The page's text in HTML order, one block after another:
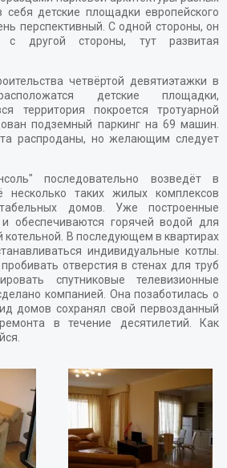
детские площадки европейского
перспективный. С одной стороны, он
с другой стороны, тут развитая
четвёртой девятиэтажки в
детские площадки,
территория покроется тротуарной
подземный паркинг на 69 машин.
распроданы, но желающим следует
последовательно возведёт в
таких жилых комплексов
домов. Уже построенные
обеспечиваются горячей водой для
В последующем в квартирах
индивидуальные котлы.
отверстия в стенах для труб
спутниковые телевизионные
компанией. Она позаботилась о
домов сохранял свой первозданный
в течение десятилетий. Как